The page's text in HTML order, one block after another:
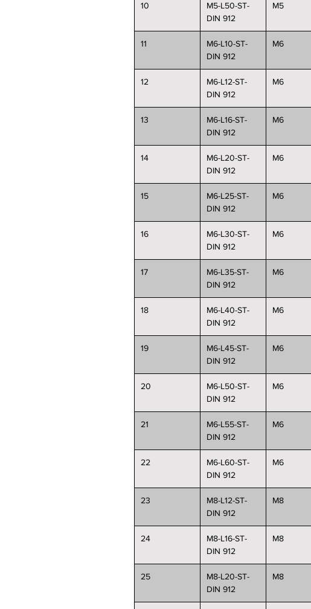
10
M5-L50-ST-
DIN 912
M5
11
M6-L10-ST-
DIN 912
M6
12
M6-L12-ST-
DIN 912
M6
13
M6-L16-ST-
DIN 912
M6
14
M6-L20-ST-
DIN 912
M6
15
M6-L25-ST-
DIN 912
M6
16
M6-L30-ST-
DIN 912
M6
17
M6-L35-ST-
DIN 912
M6
18
M6-L40-ST-
DIN 912
M6
19
M6-L45-ST-
DIN 912
M6
20
M6-L50-ST-
DIN 912
M6
21
M6-L55-ST-
DIN 912
M6
22
M6-L60-ST-
DIN 912
M6
23
M8-L12-ST-
DIN 912
M8
24
M8-L16-ST-
DIN 912
M8
25
M8-L20-ST-
DIN 912
M8